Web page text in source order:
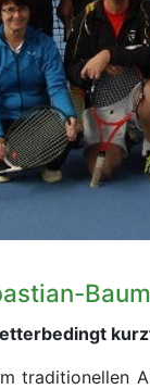
traditionellen